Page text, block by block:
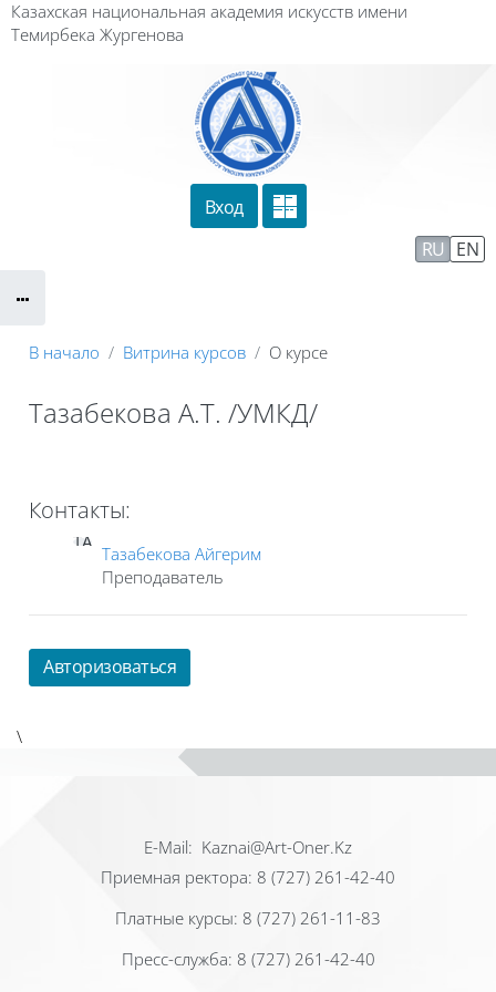
Перейти к основному содержанию
Казахская национальная академия искусств имени
Темирбека Жургенова
Вход
RU EN
В начало Витрина курсов О курсе
Тазабекова А.Т. /УМКД/
Контакты:
ТА
Тазабекова Айгерим
Преподаватель
Авторизоваться
\
Е-Mail: Kaznai@Art-Oner.Kz
Приемная ректора: 8 (727) 261-42-40
Платные курсы: 8 (727) 261-11-83
Пресс-служба: 8 (727) 261-42-40